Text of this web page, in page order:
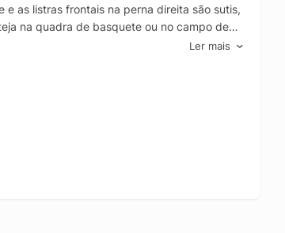
as listras frontais na perna direita são sutis,
na quadra de basquete ou no campo de
de vida ativo. Abrace o espírito da adidas
Ler mais